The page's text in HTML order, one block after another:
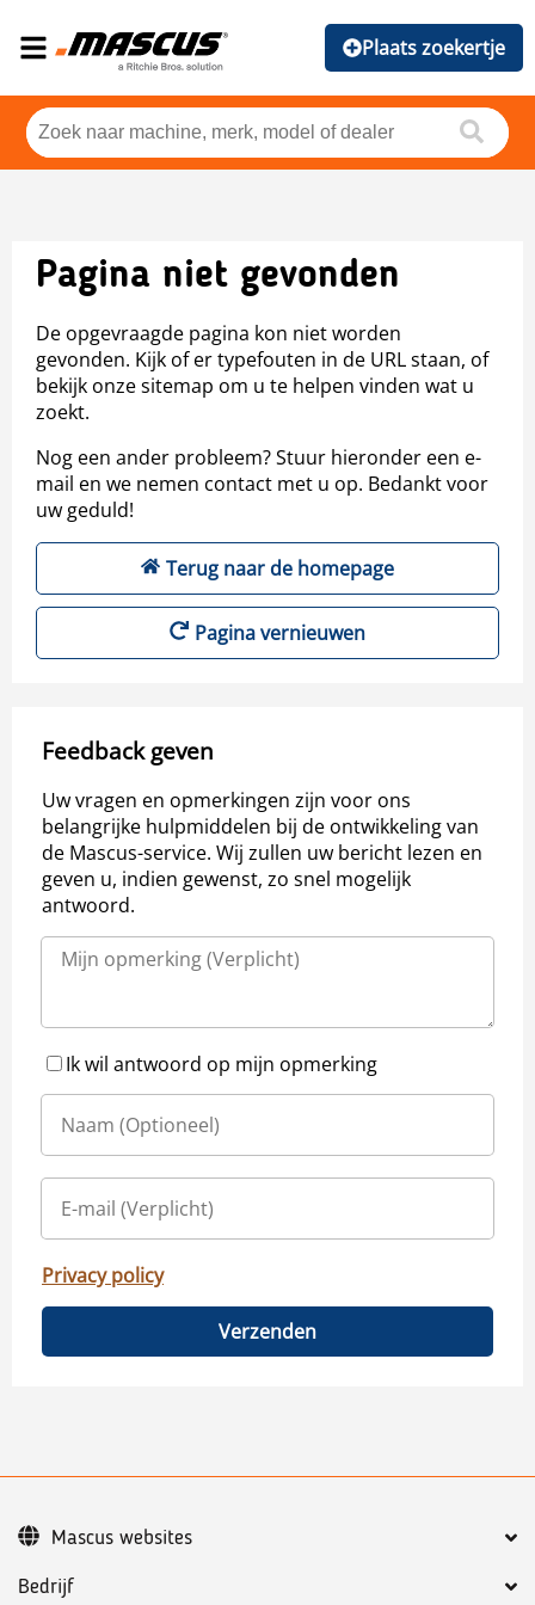
Plaats zoekertje
Pagina niet gevonden
De opgevraagde pagina kon niet worden
gevonden. Kijk of er typefouten in de URL staan, of
bekijk onze sitemap om u te helpen vinden wat u
zoekt.
Nog een ander probleem? Stuur hieronder een e-
mail en we nemen contact met u op. Bedankt voor
uw geduld!
Terug naar de homepage
Pagina vernieuwen
Feedback geven
Uw vragen en opmerkingen zijn voor ons
belangrijke hulpmiddelen bij de ontwikkeling van
de Mascus-service. Wij zullen uw bericht lezen en
geven u, indien gewenst, zo snel mogelijk
antwoord.
Ik wil antwoord op mijn opmerking
Privacy policy
Verzenden
Bedrijf
Mascus websites